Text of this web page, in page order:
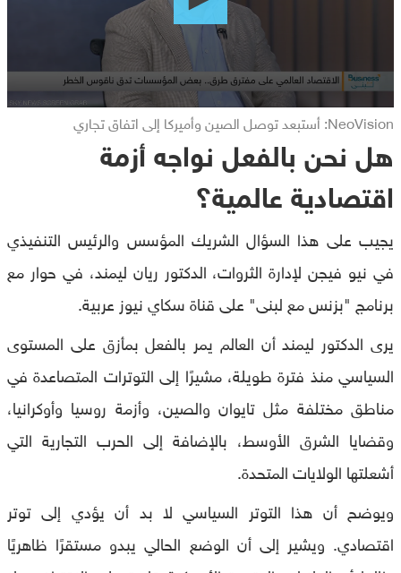
NeoVision: أستبعد توصل الصين وأميركا إلى اتفاق تجاري
هل نحن بالفعل نواجه أزمة
اقتصادية عالمية؟
يجيب على هذا السؤال الشريك المؤسس والرئيس التنفيذي
في نيو فيجن لإدارة الثروات، الدكتور ريان ليمند، في حوار مع
برنامج "بزنس مع لبنى" على قناة سكاي نيوز عربية.
يرى الدكتور ليمند أن العالم يمر بالفعل بمأزق على المستوى
السياسي منذ فترة طويلة، مشيرًا إلى التوترات المتصاعدة في
مناطق مختلفة مثل تايوان والصين، وأزمة روسيا وأوكرانيا،
وقضايا الشرق الأوسط، بالإضافة إلى الحرب التجارية التي
أشعلتها الولايات المتحدة.
ويوضح أن هذا التوتر السياسي لا بد أن يؤدي إلى توتر
اقتصادي. ويشير إلى أن الوضع الحالي يبدو مستقرًا ظاهريًا